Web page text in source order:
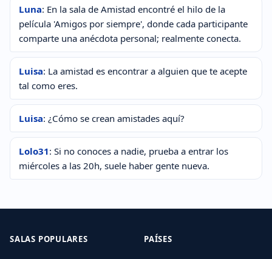
Luna: En la sala de Amistad encontré el hilo de la
película 'Amigos por siempre', donde cada participante
comparte una anécdota personal; realmente conecta.
Luisa: La amistad es encontrar a alguien que te acepte
tal como eres.
Luisa: ¿Cómo se crean amistades aquí?
Lolo31: Si no conoces a nadie, prueba a entrar los
miércoles a las 20h, suele haber gente nueva.
SALAS POPULARES PAÍSES